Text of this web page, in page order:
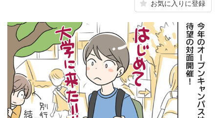
お気に入りに登録